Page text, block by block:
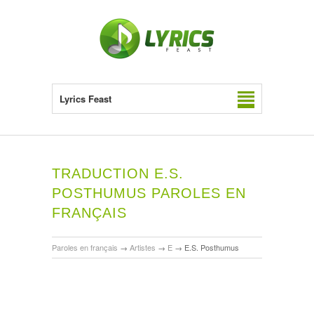
Lyrics Feast
TRADUCTION E.S.
POSTHUMUS PAROLES EN
FRANÇAIS
Paroles en français → Artistes → E → E.S. Posthumus